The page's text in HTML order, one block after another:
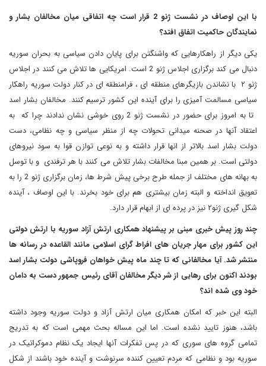
با این اوصاف در نشست ژنو 2 قرار است چه اتفاقی میان مخالفان بشار و
نمایندگان حاکمیت اتفاق افتد؟
یکی دیگر از راهکارهایی که واشنگتن برای پایان دادن سیاسی به بحران سوریه
دنبال می کند برگزاری اجلاس ژنو 2 است. امریکایی ها تلاش می کنند در اجلاس
ژنو ۲ با نشاندن بازیگرهای منطقه ای ، فرامنطقه ای در کنار دولت سوریه راهکار
سیاسی مسالمت آمیزی را برای آینده این کشور ترسیم کنند. مخالفان بشار اسد
تا به امروز برای حضور در نشست ژنو 2 روی خوشی نشان ندادند چرا که به
اعتقاد آنها در صحنه میدانی تحولات چه از منظر سیاسی و چه نظامی، دست
دولت بشار اسد بالاتر از انها قرار داشته و به نوعی توازن قوا به سود نیروهای
دولتی است. بر همین مبنا مخالفات بشار تلاش می کنند با هر ترفندی و با توسل
به بهانه های مختلف از جمله طرح برخی پیش شرط ها، زمان برگزاری ژنو 2 را به
تعویق انداخته و البته زمان بیشتری هم برای خود بخرند. با این اوصاف ، آینده
شکل گیری ژنو۲ نیز در پرده ای از ابهام قرار دارد.
چند روز پیش خبری مبنی بر پیشنهاد همکاری ارتش آزاد سوریه با ارتش دولتی
این کشور برای مهار جریان های افراط گرای اسلامی مانند القاعده در رسانه ها
منتشر شد. آیا مخالفانی که تا چند ماه پیش خواهان فروپاشی دولت بشار اسد
بودند اکنون برای رهایی از شر دیگر مخالفان آقای رئیس جمهور دست به دامان
خود وی شده اند؟
البته این خبر که امکان همکاری میان ارتش آزاد و دولت سوریه وجود داشته
باشد، هنوز تایید نشده است. اما این مساله بحث مهمی است که به تدریج
تمامی گروه های سوری که در پس تفکرات آنها ایجاد یک نظام دموکراتیک در
سوریه بود و نظامی که مردم تعیین کننده سرنوشت و آینده خود باشند از شکل